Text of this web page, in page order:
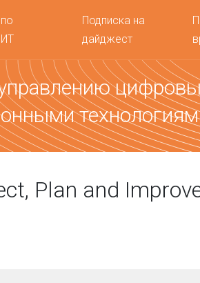
Подписка на
дайджест
Plan and